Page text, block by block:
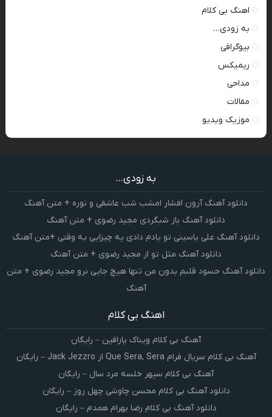
اهنگ بی کلام
به زودی…
بیوگرافی
ریمیکس
مداحی
مقالات
موزیک ویدیو
به زودی...
دانلود آهنگ آرون افشار امشب شب عاشقی و نوره + متن آهنگ
دانلود آهنگ باز شبگردی مجید رضوی + متن آهنگ
دانلود آهنگ علی یاسینی تو یادم دادی یه چیزایی یه وقتی +متن آهنگ
دانلود آهنگ مثل تو از مجید رضوی + متن آهنگ
دانلود آهنگ حسود قلبم بدون من تنها هیچ جایی نرو مجید رضوی + متن
آهنگ
اهنگ بی کلام
آهنگ بی کلام ویناک پارافین – رایگان
آهنگ بی کلام سریال فرام Que Sera, Sera از Jack Jezzro – رایگان
آهنگ بی کلام سپهر خلسه مرد سال – رایگان
دانلود آهنگ بی کلام محسن چاوشی چهل روز – رایگان
دانلود آهنگ بی کلام رضا بهرام همدم – رایگان